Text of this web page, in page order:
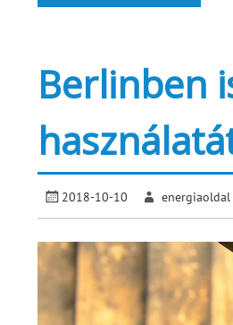
Berlinben
2018-10-10 energiaoldal